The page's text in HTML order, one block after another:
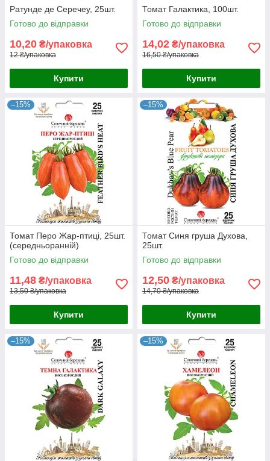
Ратунде де Серечеу, 25шт.
Готово до відправки
10,20 ₴/упаковка
12 ₴/упаковка
Купити
Томат Галактика, 100шт.
Готово до відправки
14,02 ₴/упаковка
16,50 ₴/упаковка
Купити
–15%
Томат Перо Жар-птиці, 25шт.
(середньоранній)
Готово до відправки
11,48 ₴/упаковка
13,50 ₴/упаковка
Купити
–15%
Томат Синя груша Духова,
25шт.
Готово до відправки
12,50 ₴/упаковка
14,70 ₴/упаковка
Купити
–15% –15%